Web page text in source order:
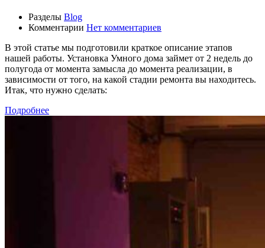
Разделы Blog
Комментарии Нет комментариев
В этой статье мы подготовили краткое описание этапов
нашей работы. Установка Умного дома займет от 2 недель до
полугода от момента замысла до момента реализации, в
зависимости от того, на какой стадии ремонта вы находитесь.
Итак, что нужно сделать:
Подробнее